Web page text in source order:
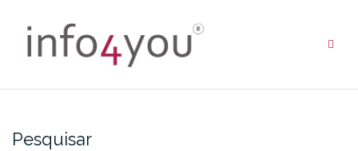
Pesquisar